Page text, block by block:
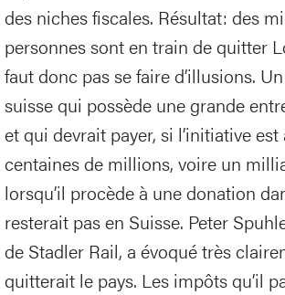
des niches fiscales. Résultat: des
personnes sont en train de quitter
faut donc pas se faire d’illusions.
suisse qui possède une grande
et qui devrait payer, si l’initiative
centaines de millions, voire un
lorsqu’il procède à une donation
resterait pas en Suisse. Peter
de Stadler Rail, a évoqué très
quitterait le pays. Les impôts qu’il